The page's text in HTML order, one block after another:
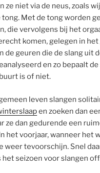
ze niet via de neus, zoals
tong. Met de tong worden
die vervolgens bij het
komen, gelegen in
de geuren die de slang uit
en zo bepaalt
is of niet.
leven slangen
en zoeken dan
ze dan gedurende een
het voorjaar, wanneer het
weer tevoorschijn. Snel
het seizoen voor slangen